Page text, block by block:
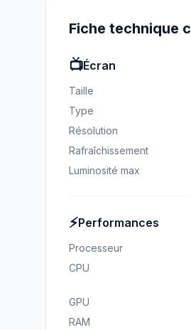
Fiche technique
📺Écran
Taille
Type
Résolution
Rafraîchissement
Luminosité max
⚡Performances
Processeur
CPU
GPU
RAM